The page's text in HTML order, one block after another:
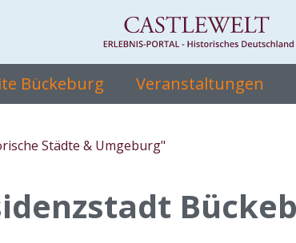
Bückeburg Veranstaltungen
Städte & Umgeburg"